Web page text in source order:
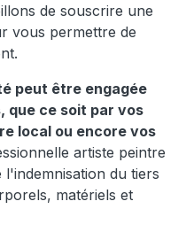
de souscrire une
vous permettre de
peut être engagée
que ce soit par vos
local ou encore vos
artiste peintre
du tiers
matériels et